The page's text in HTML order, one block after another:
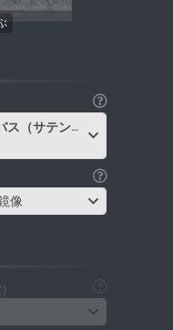
（サテン）
像